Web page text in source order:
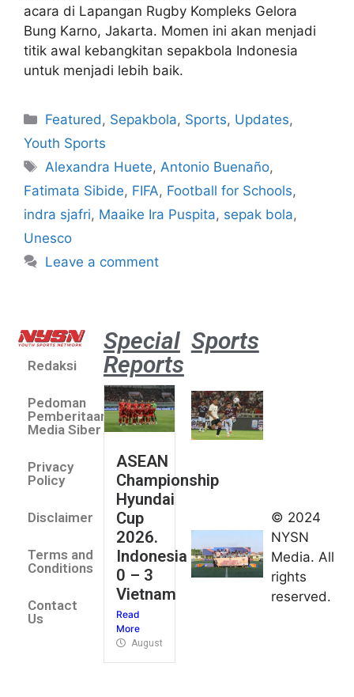
acara di Lapangan Rugby Kompleks Gelora
Bung Karno, Jakarta. Momen ini akan menjadi
titik awal kebangkitan sepakbola Indonesia
untuk menjadi lebih baik.
Featured , Sepakbola, Sports, Updates,
Youth Sports
Alexandra Huete, Antonio Buenaño,
Fatimata Sibide, FIFA, Football for Schools,
indra sjafri, Maaike Ira Puspita, sepak bola,
Unesco
Leave a comment
Redaksi
Pedoman
Pemberitaan
Media Siber
Privacy
Policy
Disclaimer
Terms and
Conditions
Contact
Us
Special
Reports
ASEAN
Championship
Hyundai
Cup
2026.
Indonesia
0 – 3
Vietnam
Read
More
August 4, 2026
Sports
umum
Kejurnas
Panahan
Junior di
Kudus
© 2024
NYSN
Media. All
rights
reserved.